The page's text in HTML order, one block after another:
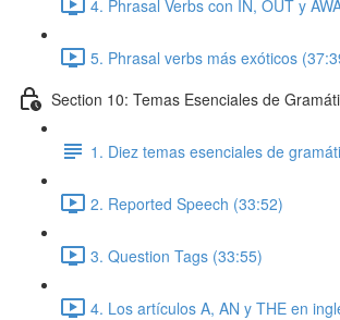
4. Phrasal Verbs con IN, OUT y
5. Phrasal verbs más exóticos
Section 10: Temas Esenciales de
1. Diez temas esenciales de
2. Reported Speech (33:52)
3. Question Tags (33:55)
4. Los artículos A, AN y THE en